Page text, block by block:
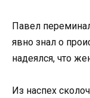
Павел
явно знал о
надеялся, что
Из наспех